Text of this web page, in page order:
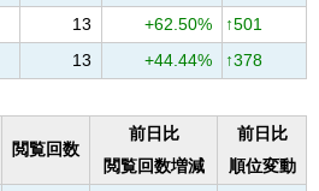
13 +62.50%
↑501
13 +44.44% ↑378
閲覧回数
前日比
閲覧回数増減
前日比
順位変動